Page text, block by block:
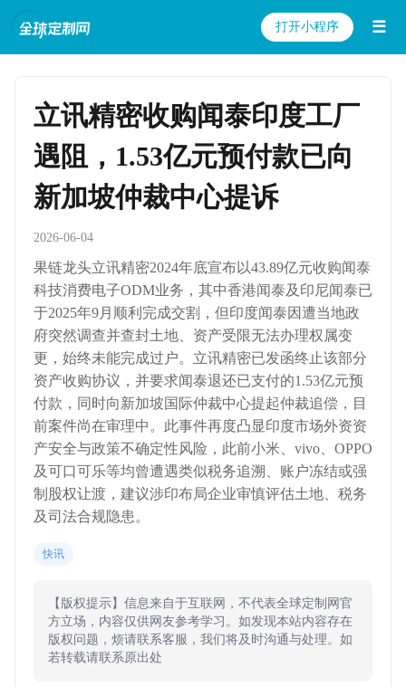
打开小程序 ☰
立讯精密收购闻泰印度工厂
遇阻，1.53亿元预付款已向
新加坡仲裁中心提诉
2026-06-04
果链龙头立讯精密2024年底宣布以43.89亿元收购闻泰
科技消费电子ODM业务，其中香港闻泰及印尼闻泰已
于2025年9月顺利完成交割，但印度闻泰因遭当地政
府突然调查并查封土地、资产受限无法办理权属变
更，始终未能完成过户。立讯精密已发函终止该部分
资产收购协议，并要求闻泰退还已支付的1.53亿元预
付款，同时向新加坡国际仲裁中心提起仲裁追偿，目
前案件尚在审理中。此事件再度凸显印度市场外资资
产安全与政策不确定性风险，此前小米、vivo、OPPO
及可口可乐等均曾遭遇类似税务追溯、账户冻结或强
制股权让渡，建议涉印布局企业审慎评估土地、税务
及司法合规隐患。
快讯
【版权提示】信息来自于互联网，不代表全球定制网官
方立场，内容仅供网友参考学习。如发现本站内容存在
版权问题，烦请联系客服，我们将及时沟通与处理。如
若转载请联系原出处